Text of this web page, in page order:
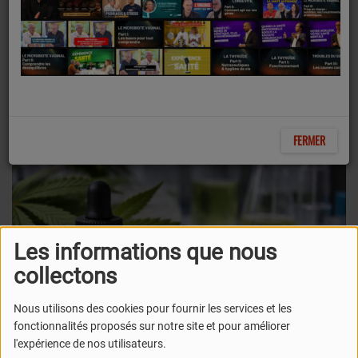
Les informations que nous
collectons
Nous utilisons des cookies pour fournir les services et les
fonctionnalités proposés sur notre site et pour améliorer
l'expérience de nos utilisateurs.
pour le CBD dans les
compléments
FERMER